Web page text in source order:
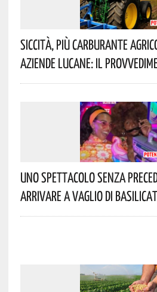
Siccità, Più Carburante
Aziende Lucane: Il
Uno Spettacolo Senza
Arrivare A Vaglio Di